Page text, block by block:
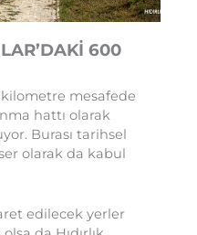
600
mesafede
hattı olarak
Burası tarihsel
olarak da kabul
edilecek yerler